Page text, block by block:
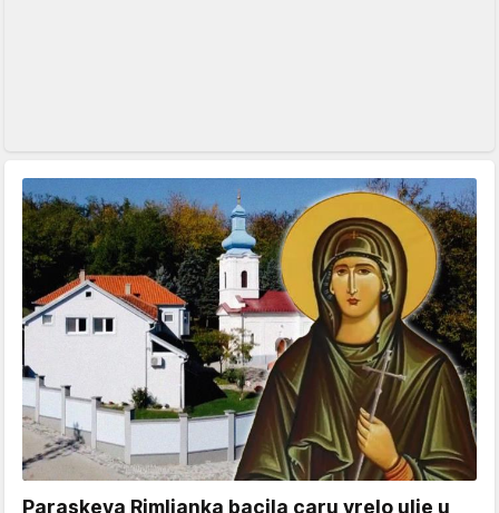
Paraskeva Rimljanka bacila caru vrelo ulje u